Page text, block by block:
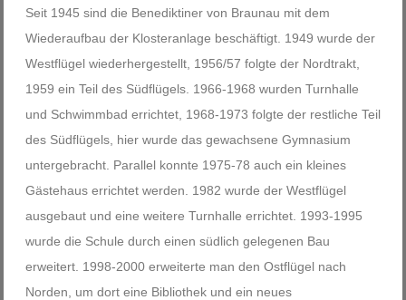
Seit 1945 sind die Benediktiner von Braunau mit dem
Wiederaufbau der Klosteranlage beschäftigt. 1949 wurde der
Westflügel wiederhergestellt, 1956/57 folgte der Nordtrakt,
1959 ein Teil des Südflügels. 1966-1968 wurden Turnhalle
und Schwimmbad errichtet, 1968-1973 folgte der restliche Teil
des Südflügels, hier wurde das gewachsene Gymnasium
untergebracht. Parallel konnte 1975-78 auch ein kleines
Gästehaus errichtet werden. 1982 wurde der Westflügel
ausgebaut und eine weitere Turnhalle errichtet. 1993-1995
wurde die Schule durch einen südlich gelegenen Bau
erweitert. 1998-2000 erweiterte man den Ostflügel nach
Norden, um dort eine Bibliothek und ein neues